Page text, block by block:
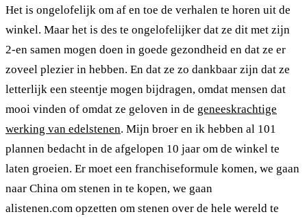
Het is ongelofelijk om af en toe de verhalen te horen uit de
winkel. Maar het is des te ongelofelijker dat ze dit met zijn
2-en samen mogen doen in goede gezondheid en dat ze er
zoveel plezier in hebben. En dat ze zo dankbaar zijn dat ze
letterlijk een steentje mogen bijdragen, omdat mensen dat
mooi vinden of omdat ze geloven in de geneeskrachtige
werking van edelstenen. Mijn broer en ik hebben al 101
plannen bedacht in de afgelopen 10 jaar om de winkel te
laten groeien. Er moet een franchiseformule komen, we gaan
naar China om stenen in te kopen, we gaan
alistenen.com opzetten om stenen over de hele wereld te